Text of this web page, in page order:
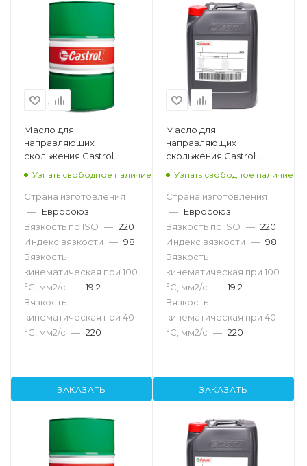
Масло для
направляющих
скольжения Castrol
Magna SW D 220, 208л
Узнать свободное наличие
Страна изготовления
— Евросоюз
Вязкость по ISO — 220
Индекс вязкости — 98
Вязкость
кинематическая при 100
°С, мм2/с — 19.2
Вязкость
кинематическая при 40
°С, мм2/с — 220
ЗАКАЗАТЬ
Масло для
направляющих
скольжения Castrol
Magna SW D 220, 20л
Узнать свободное наличие
Страна изготовления
— Евросоюз
Вязкость по ISO — 220
Индекс вязкости — 98
Вязкость
кинематическая при 100
°С, мм2/с — 19.2
Вязкость
кинематическая при 40
°С, мм2/с — 220
ЗАКАЗАТЬ